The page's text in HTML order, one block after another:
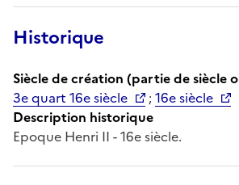
Historique
Siècle de création (partie de siècle
3e quart 16e siècle
;16e siècle
Description historique
Epoque Henri II - 16e siècle.